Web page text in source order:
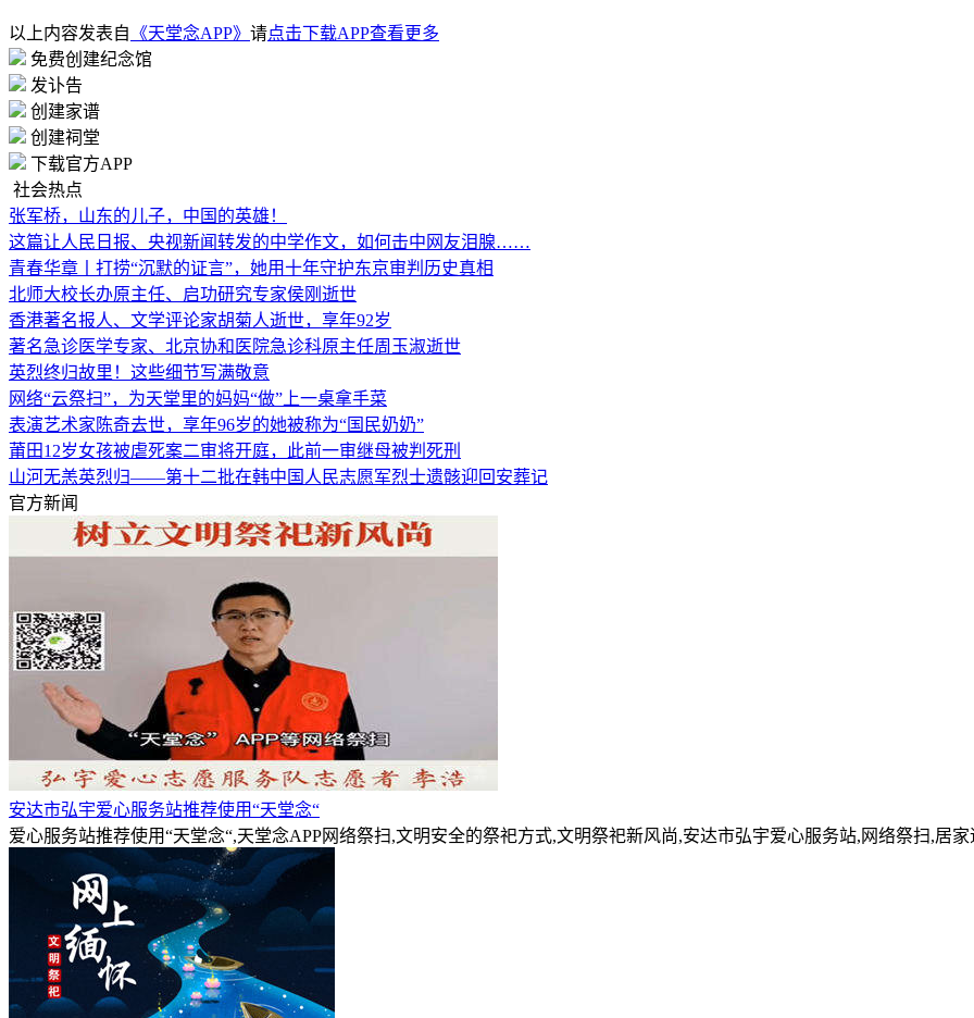
以上内容发表自 《天堂念APP》 请点击下载APP查看更多
免费创建纪念馆
发讣告
创建家谱
创建祠堂
下载官方APP
社会热点
张军桥，山东的儿子，中国的英雄！
这篇让人民日报、央视新闻转发的中学作文，如何击中网友泪腺……
青春华章丨打捞“沉默的证言”，她用十年守护东京审判历史真相
北师大校长办原主任、启功研究专家侯刚逝世
香港著名报人、文学评论家胡菊人逝世，享年92岁
著名急诊医学专家、北京协和医院急诊科原主任周玉淑逝世
英烈终归故里！这些细节写满敬意
网络“云祭扫”，为天堂里的妈妈“做”上一桌拿手菜
表演艺术家陈奇去世，享年96岁的她被称为“国民奶奶”
莆田12岁女孩被虐死案二审将开庭，此前一审继母被判死刑
山河无恙英烈归——第十二批在韩中国人民志愿军烈士遗骸迎回安葬记
官方新闻
安达市弘宇爱心服务站推荐使用“天堂念“
爱心服务站推荐使用“天堂念“,天堂念APP网络祭扫,文明安全的祭祀方式,文明祭祀新风尚,安达市弘宇爱心服务站,网络祭扫,居